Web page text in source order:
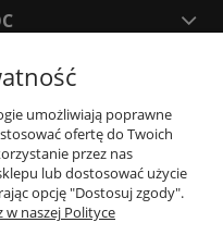
umożliwiają poprawne
ofertę do Twoich
przez nas
lub dostosować użycie
opcję "Dostosuj zgody".
w naszej Polityce